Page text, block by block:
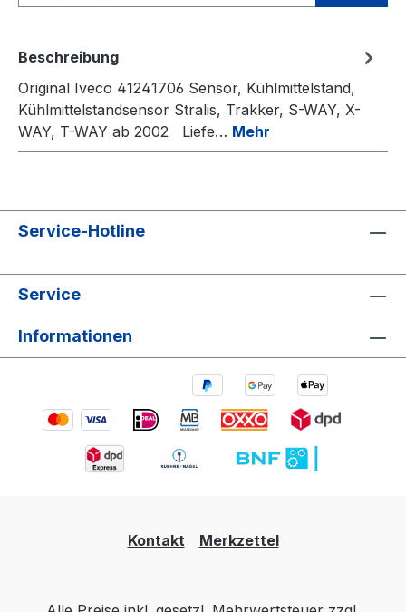
Beschreibung
Original Iveco 41241706 Sensor, Kühlmittelstand,
Kühlmittelstandsensor Stralis, Trakker, S-WAY, X-
WAY, T-WAY ab 2002 Liefe… Mehr
Service-Hotline
Service
Informationen
Kontakt Merkzettel